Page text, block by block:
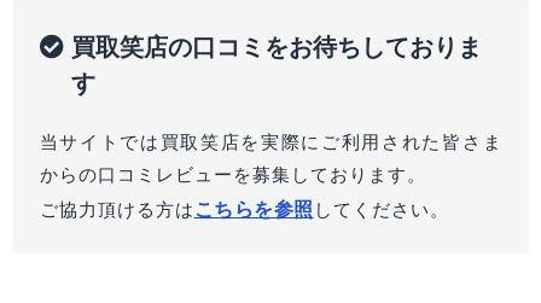
買取笑店の口コミをお待ちしておりま
す
当サイトでは買取笑店を実際にご利用された皆さま
からの口コミレビューを募集しております。
ご協力頂ける方はこちらを参照 してください。